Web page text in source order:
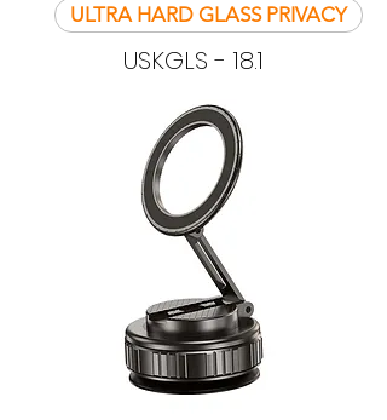
ULTRA HARD GLASS PRIVACY
USKGLS - 18.1